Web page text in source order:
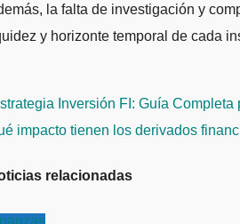
la falta de investigación y
y horizonte temporal de cada
Inversión FI: Guía Completa
impacto tienen los derivados
relacionadas